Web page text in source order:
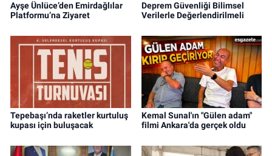
Ayşe Ünlüce’den Emirdağlılar
Platformu’na Ziyaret
Deprem Güvenliği Bilimsel
Verilerle Değerlendirilmeli
Tepebaşı’nda raketler kurtuluş
kupası için buluşacak
Kemal Sunal'ın "Gülen adam"
filmi Ankara'da gerçek oldu